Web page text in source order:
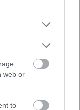
web or
to
dienen nur zu
und die
ihrer
oder Tipps auf